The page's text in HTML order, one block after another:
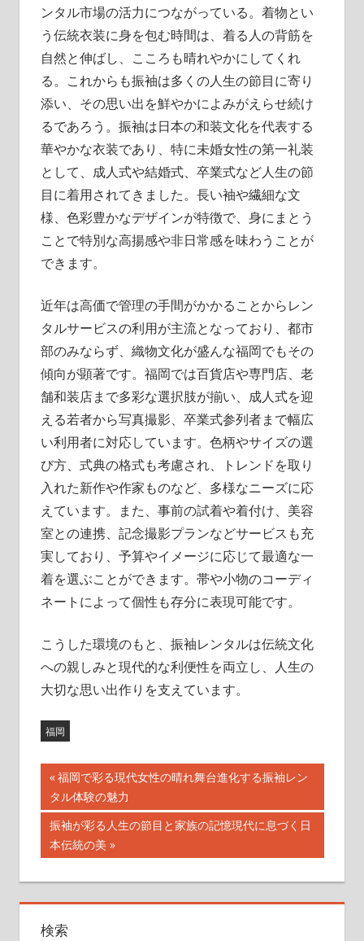
ンタル市場の活力につながっている。着物とい
う伝統衣装に身を包む時間は、着る人の背筋を
自然と伸ばし、こころも晴れやかにしてくれ
る。これからも振袖は多くの人生の節目に寄り
添い、その思い出を鮮やかによみがえらせ続け
るであろう。振袖は日本の和装文化を代表する
華やかな衣装であり、特に未婚女性の第一礼装
として、成人式や結婚式、卒業式など人生の節
目に着用されてきました。長い袖や繊細な文
様、色彩豊かなデザインが特徴で、身にまとう
ことで特別な高揚感や非日常感を味わうことが
できます。
近年は高価で管理の手間がかかることからレン
タルサービスの利用が主流となっており、都市
部のみならず、織物文化が盛んな福岡でもその
傾向が顕著です。福岡では百貨店や専門店、老
舗和装店まで多彩な選択肢が揃い、成人式を迎
える若者から写真撮影、卒業式参列者まで幅広
い利用者に対応しています。色柄やサイズの選
び方、式典の格式も考慮され、トレンドを取り
入れた新作や作家ものなど、多様なニーズに応
えています。また、事前の試着や着付け、美容
室との連携、記念撮影プランなどサービスも充
実しており、予算やイメージに応じて最適な一
着を選ぶことができます。帯や小物のコーディ
ネートによって個性も存分に表現可能です。
こうした環境のもと、振袖レンタルは伝統文化
への親しみと現代的な利便性を両立し、人生の
大切な思い出作りを支えています。
福岡
投
稿
ナ
ビ
ゲ
前
の
記
事:
福岡で彩る現代女性の晴れ舞台進化する振袖レン
タル体験の魅力
次
の
記
事:
振袖が彩る人生の節目と家族の記憶現代に息づく日
本伝統の美
検索